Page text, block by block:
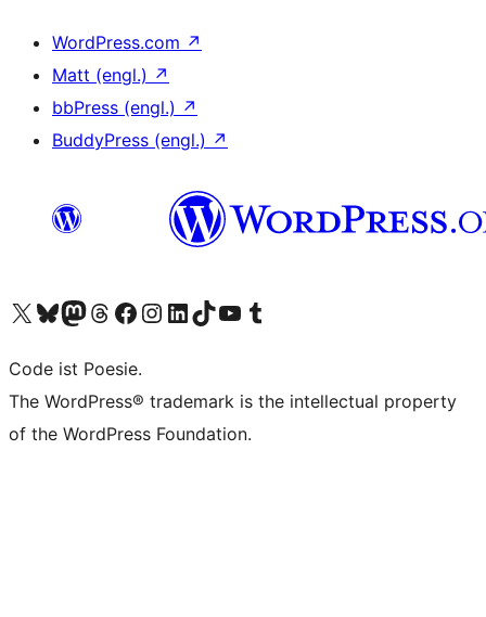
WordPress.com ↗
Matt (engl.) ↗
bbPress (engl.) ↗
BuddyPress (engl.) ↗
Unser X-Konto (früher Twitter) besuchen
Unser Bluesky-Konto besuchen
Unser Mastodon-Konto besuchen
Unser Threads-Konto besuchen
Unsere Facebook-Seite besuchen
Unser Instagram-Konto besuchen
Unser LinkedIn-Konto besuchen
Unser TikTok-Konto besuchen
Unseren YouTube-Kanal besuchen
Unser Tumblr-Konto besuchen
Code ist Poesie.
The WordPress® trademark is the intellectual property
of the WordPress Foundation.